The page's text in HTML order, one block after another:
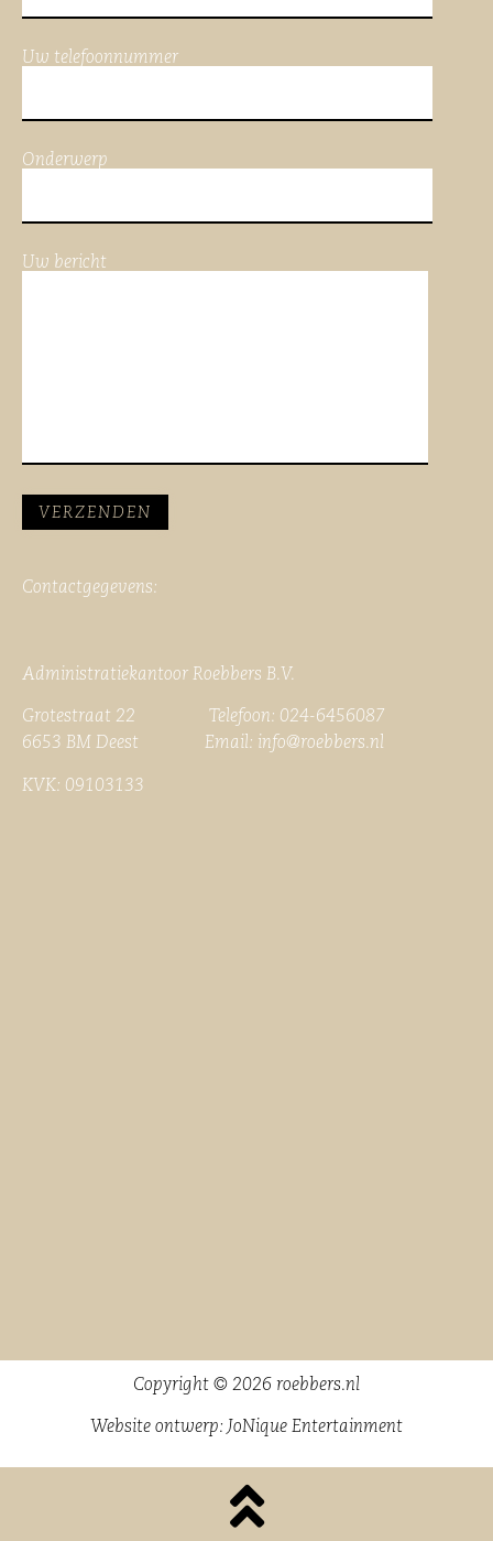
Uw telefoonnummer
Onderwerp
Uw bericht
Contactgegevens:
Administratiekantoor Roebbers B.V.
Grotestraat 22 Telefoon: 024-6456087
6653 BM Deest Email: info@roebbers.nl
KVK: 09103133
Copyright © 2026 roebbers.nl
Website ontwerp: JoNique Entertainment